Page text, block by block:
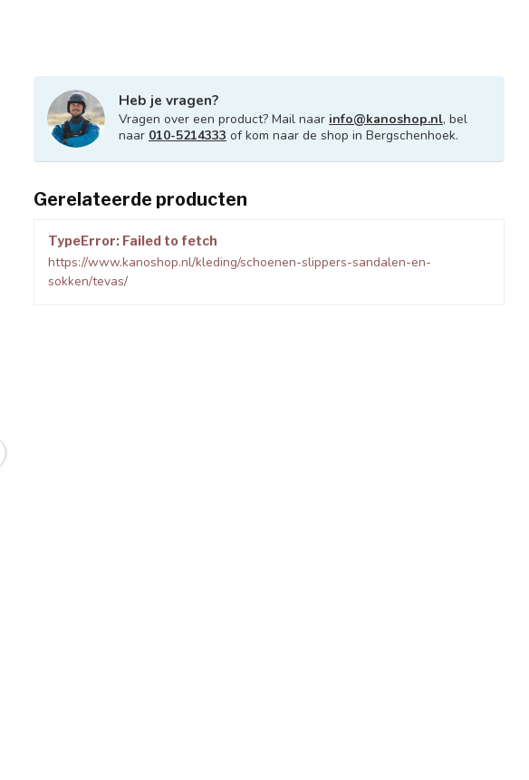
Heb je vragen?
Vragen over een product? Mail naar info@kanoshop.nl, bel
naar 010-5214333 of kom naar de shop in Bergschenhoek.
Gerelateerde producten
TypeError: Failed to fetch
https://www.kanoshop.nl/kleding/schoenen-slippers-sandalen-en-
sokken/tevas/